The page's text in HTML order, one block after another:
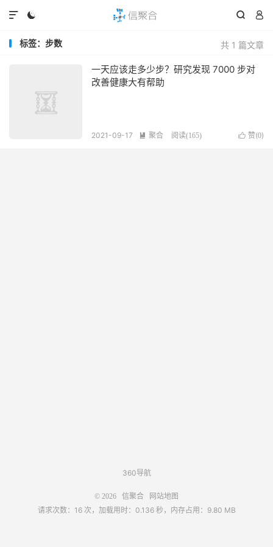
  

共 1 篇文章
标签：步数
一天应该走多少步？研究发现 7000 步对
改善健康大有帮助
 赞(0)
2021-09-17  聚合 阅读(165)
360导航
© 2026 信聚合 网站地图
请求次数：16 次，加载用时：0.136 秒，内存占用：9.80 MB